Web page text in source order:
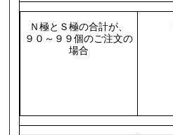
Ｎ極とＳ極の合計が、
９０～９９個のご注文の
場合